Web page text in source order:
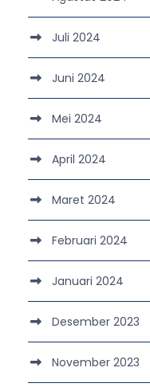
Juli 2024
Juni 2024
Mei 2024
April 2024
Maret 2024
Februari 2024
Januari 2024
Desember 2023
November 2023